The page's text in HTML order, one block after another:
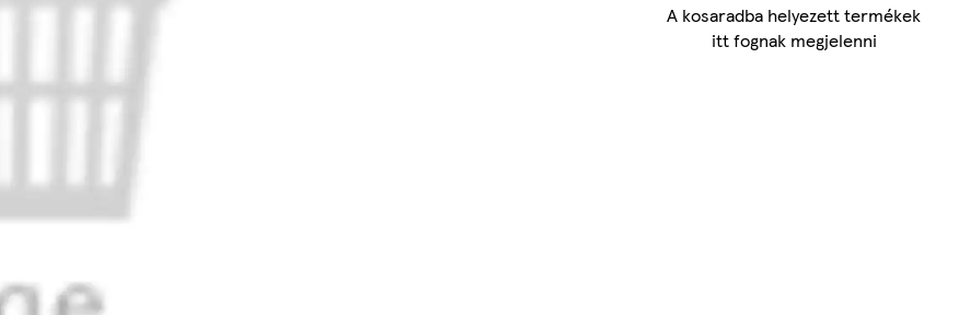
A kosaradba helyezett termékek
itt fognak megjelenni